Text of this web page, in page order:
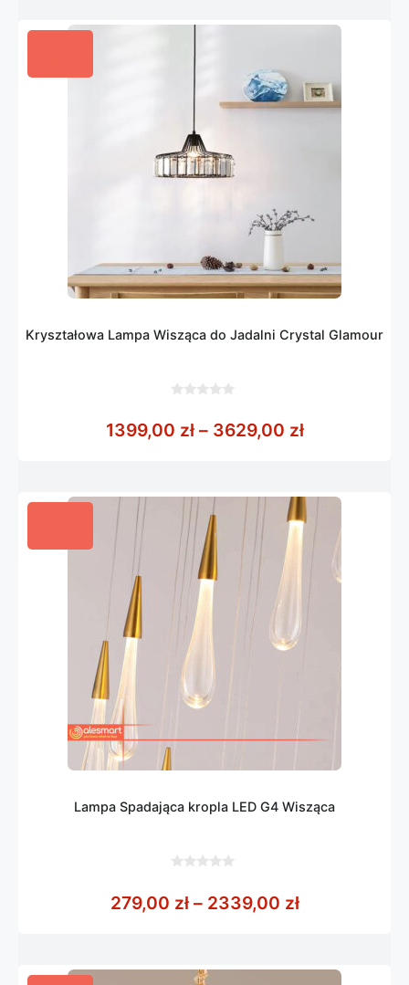
Kryształowa Lampa Wisząca do Jadalni Crystal Glamour
5
1399,00 zł – 3629,00 złZakres cen:
Lampa Spadająca kropla LED G4 Wisząca
5
279,00 zł – 2339,00 złZakres cen: